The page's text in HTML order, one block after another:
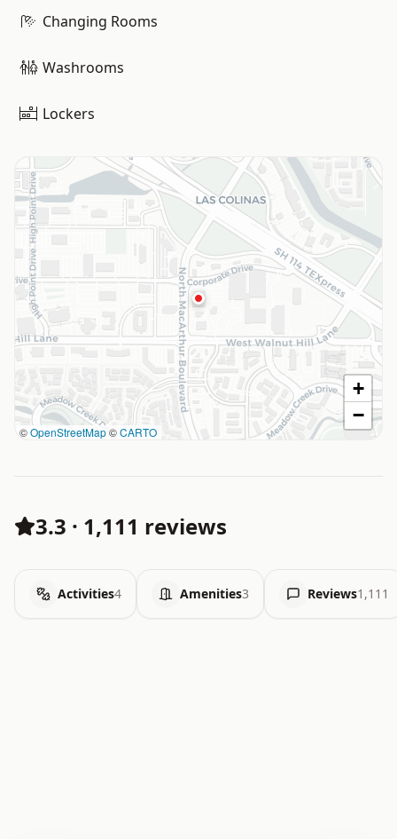
Changing Rooms
Washrooms
Lockers
©OpenStreetMap©CARTO
+
−
3.3 · 1,111 reviews
Activities4 Amenities3 Reviews1,111